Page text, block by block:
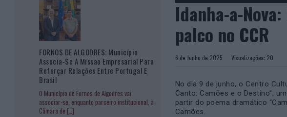
Idanha-a-
palco no CCR
6 de Junho de 2025 Visualizações: 20
No dia 9 de junho, o Centro
Canto: Camões e o Destino”,
partir do poema dramático
Camões.
FORNOS DE ALGODRES: Município
Associa-Se A Missão Empresarial Para
Reforçar Relações Entre Portugal E
Brasil
O Município de Fornos de Algodres vai
associar-se, enquanto parceiro institucional, à
Câmara de […]